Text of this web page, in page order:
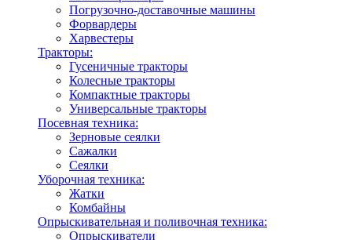
Погрузочно-доставочные машины
Форвардеры
Харвестеры
Тракторы:
Гусеничные тракторы
Колесные тракторы
Компактные тракторы
Универсальные тракторы
Посевная техника:
Зерновые сеялки
Сажалки
Сеялки
Уборочная техника:
Жатки
Комбайны
Опрыскивательная и поливочная техника:
Опрыскиватели